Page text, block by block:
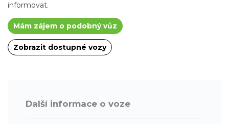
informovat.
Mám zájem o podobný vůz
Zobrazit dostupné vozy
Další informace o voze